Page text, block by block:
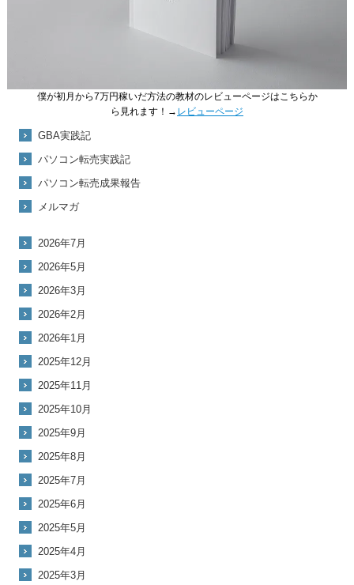
僕が初月から7万円稼いだ方法の教材のレビューページはこちらか
ら見れます！→ レビューページ
GBA実践記
パソコン転売実践記
パソコン転売成果報告
メルマガ
2026年7月
2026年5月
2026年3月
2026年2月
2026年1月
2025年12月
2025年11月
2025年10月
2025年9月
2025年8月
2025年7月
2025年6月
2025年5月
2025年4月
2025年3月